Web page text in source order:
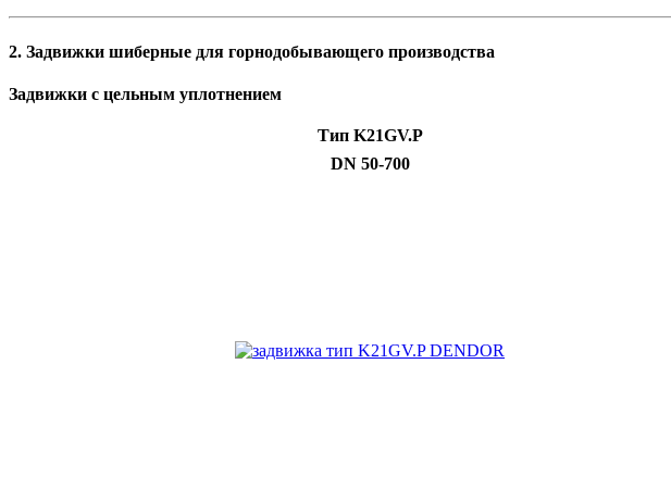
2. Задвижки шиберные для горнодобывающего производства
Задвижки с цельным уплотнением
Тип K21GV.P
DN 50-700